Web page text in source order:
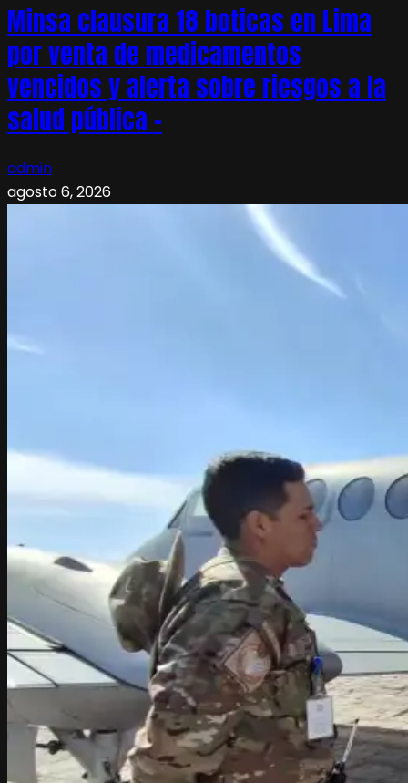
Minsa clausura 18 boticas en Lima
por venta de medicamentos
vencidos y alerta sobre riesgos a la
salud pública –
admin
agosto 6, 2026